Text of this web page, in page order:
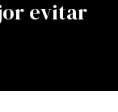
evitar